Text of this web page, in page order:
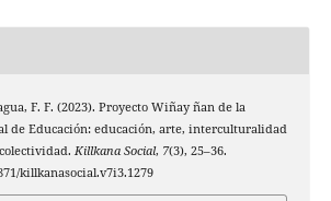
F. F. (2023). Proyecto Wiñay ñan de la
de Educación: educación, arte, interculturalidad
Killkana Social, 7(3), 25–36.
killkanasocial.v7i3.1279